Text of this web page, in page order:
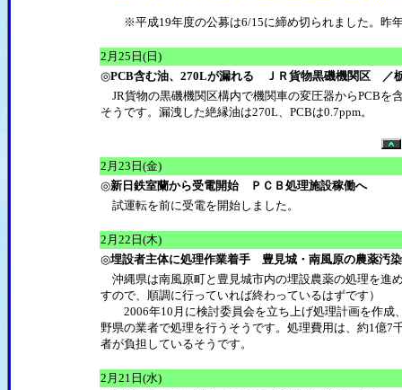
※平成19年度の公募は6/15に締め切られました。昨年
2月25日(日)
◎PCB含む油、270Lが漏れる ＪＲ貨物黒磯機関区 ／
JR貨物の黒磯機関区構内で機関車の変圧器からPCBを
そうです。漏洩した絶縁油は270L、PCBは0.7ppm。
2月23日(金)
◎新日鉄室蘭から受電開始 ＰＣＢ処理施設稼働へ
試運転を前に受電を開始しました。
2月22日(木)
◎埋設者主体に処理作業着手 豊見城・南風原の農薬汚染
沖縄県は南風原町と豊見城市内の埋設農薬の処理を進
すので、順調に行っていれば終わっているはずです）
2006年10月に検討委員会を立ち上げ処理計画を作成
野県の業者で処理を行うそうです。処理費用は、約1億7
者が負担しているそうです。
2月21日(水)